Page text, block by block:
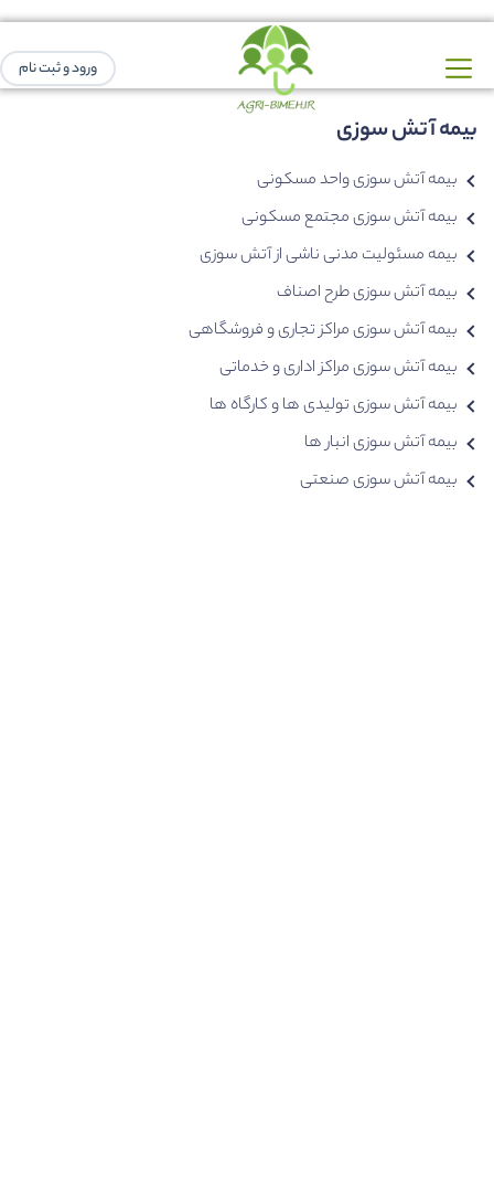
ورود و ثبت نام
بیمه آتش سوزی
بیمه آتش سوزی واحد مسکونی
بیمه آتش سوزی مجتمع مسکونی
بیمه مسئولیت مدنی ناشی از آتش سوزی
بیمه آتش سوزی طرح اصناف
بیمه آتش سوزی مراکز تجاری و فروشگاهی
بیمه آتش سوزی مراکز اداری و خدماتی
بیمه آتش سوزی تولیدی ها و کارگاه ها
بیمه آتش سوزی انبار ها
بیمه آتش سوزی صنعتی